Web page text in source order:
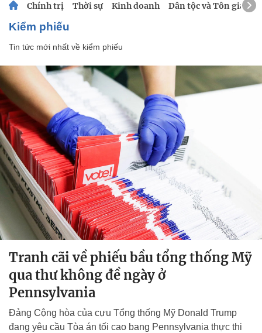
Chính trị Thời sự Kinh doanh Dân tộc và Tôn giáo
kiểm phiếu
Tin tức mới nhất về kiểm phiếu
Tranh cãi về phiếu bầu tổng thống Mỹ
qua thư không đề ngày ở
Pennsylvania
Đảng Cộng hòa của cựu Tổng thống Mỹ Donald Trump
đang yêu cầu Tòa án tối cao bang Pennsylvania thực thi